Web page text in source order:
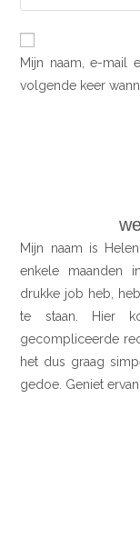
Mijn naam, e-mail
volgende keer
Mijn naam is
enkele maanden
drukke job heb,
te staan. Hier
gecompliceerde
het dus graag
gedoe. Geniet ervan!